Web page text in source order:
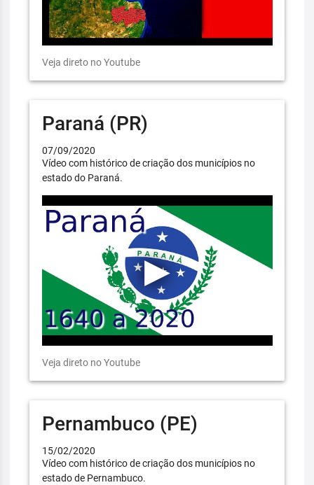
Veja direto no Youtube
Paraná (PR)
07/09/2020
Vídeo com histórico de criação dos municípios no
estado do Paraná.
Veja direto no Youtube
Pernambuco (PE)
15/02/2020
Vídeo com histórico de criação dos municípios no
estado de Pernambuco.